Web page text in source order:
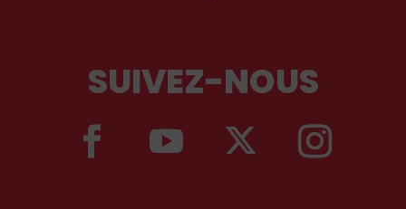
SUIVEZ-NOUS